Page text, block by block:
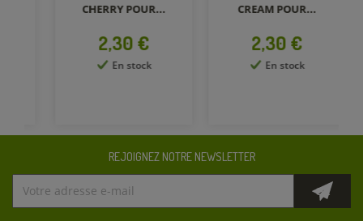
CHERRY POUR...
2,30 €
En stock
CREAM POUR...
2,30 €
En stock
REJOIGNEZ NOTRE NEWSLETTER